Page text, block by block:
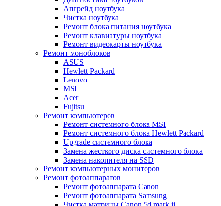
Апгрейд ноутбука
Чистка ноутбука
Ремонт блока питания ноутбука
Ремонт клавиатуры ноутбука
Ремонт видеокарты ноутбука
Ремонт моноблоков
ASUS
Hewlett Packard
Lenovo
MSI
Acer
Fujitsu
Ремонт компьютеров
Ремонт системного блока MSI
Ремонт системного блока Hewlett Packard
Upgrade системного блока
Замена жесткого диска системного блока
Замена накопителя на SSD
Ремонт компьютерных мониторов
Ремонт фотоаппаратов
Ремонт фотоаппарата Canon
Ремонт фотоаппарата Samsung
Чистка матрицы Canon 5d mark ii